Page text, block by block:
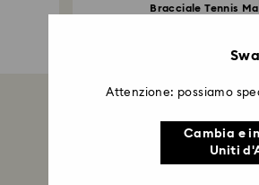
Bracciale Tennis
330 CHF
Attenzione: possiamo
Cambia e
Uniti